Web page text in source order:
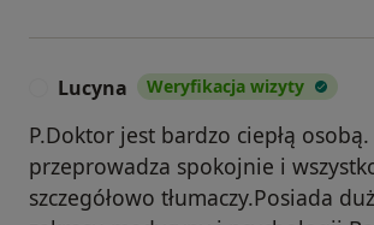
Lucyna Weryfikacja wizyty
P.Doktor jest bardzo ciepłą
przeprowadza spokojnie i
szczegółowo tłumaczy.Posiada